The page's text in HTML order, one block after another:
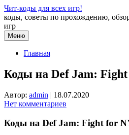
Перейти
к
содержимому
Чит-коды для всех игр!
коды, советы по прохождению,
игр
Меню
Главная
Коды на Def Jam:
Автор: admin | 18.07.2020
Нет комментариев
Коды на Def Jam: Fight for